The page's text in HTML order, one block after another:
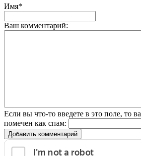
Имя*
Ваш комментарий:
Если вы что-то введете в это поле, то
помечен как спам:
Добавить комментарий